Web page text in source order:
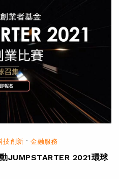
技創新·金融服務
JUMPSTARTER 2021環球